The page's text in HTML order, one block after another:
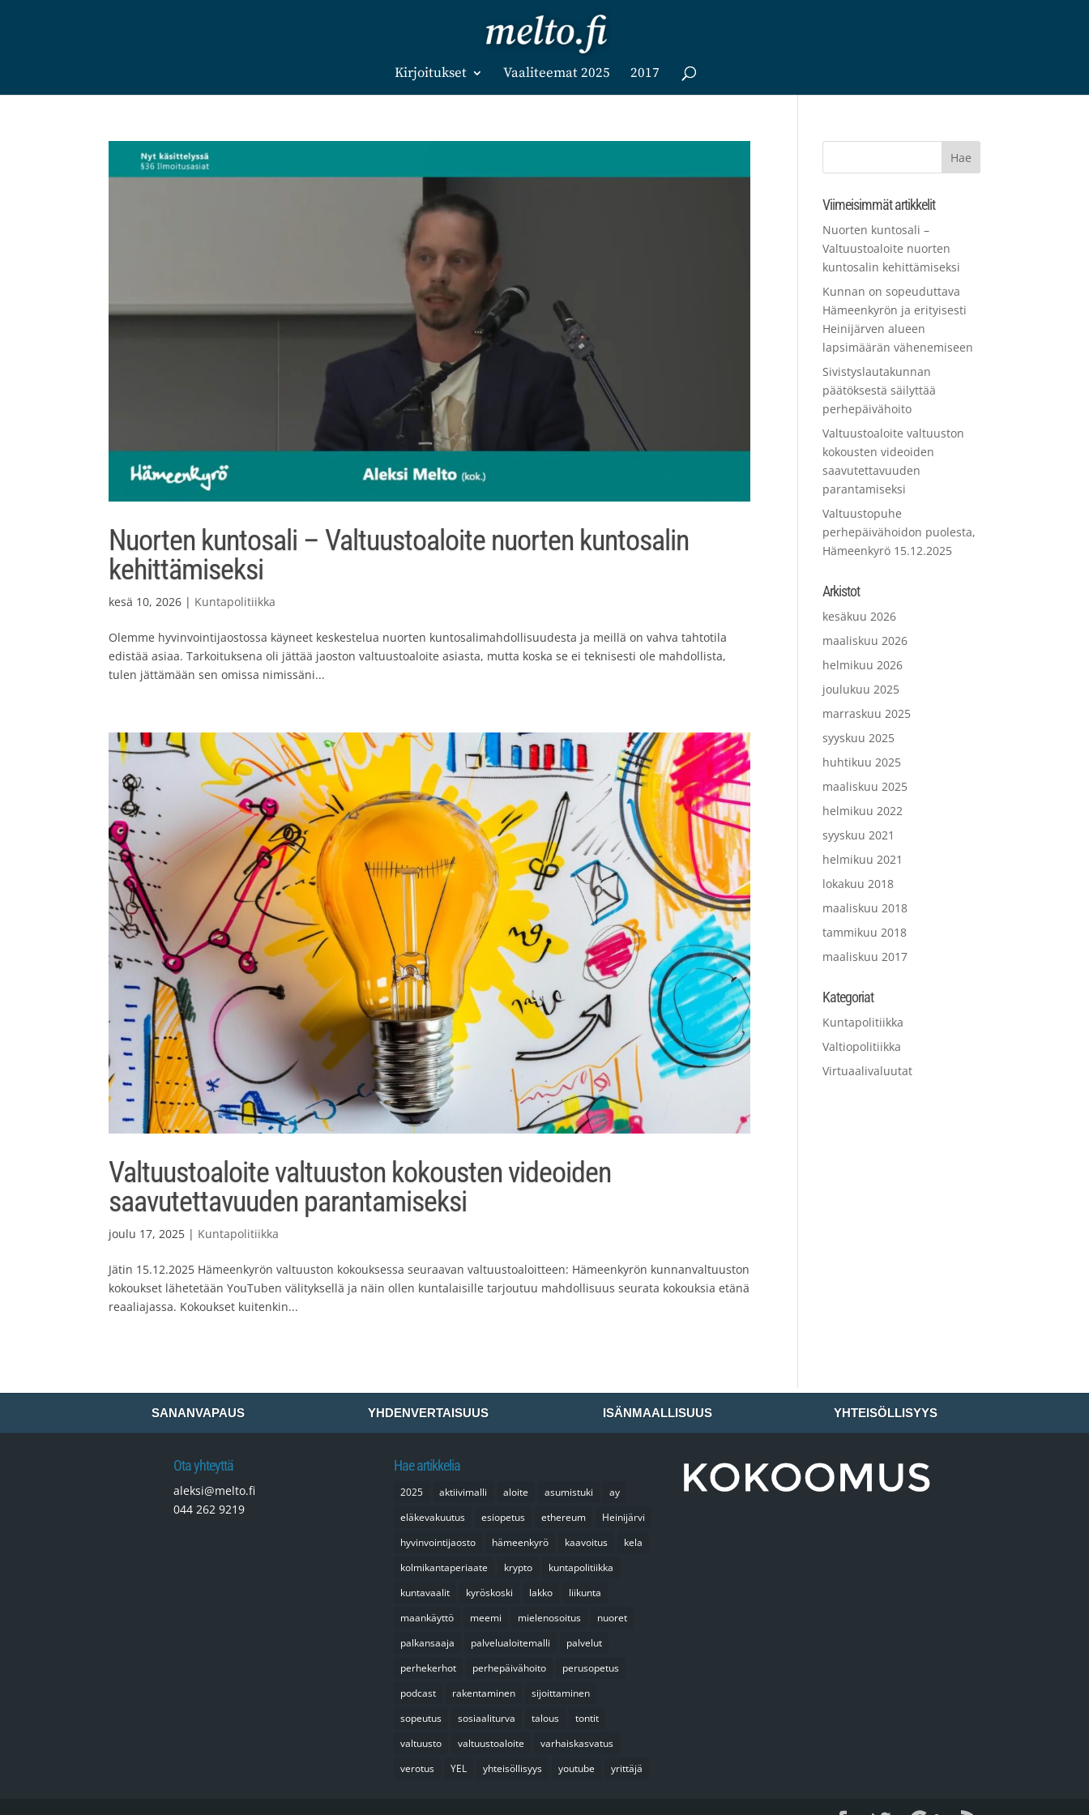
Kirjoitukset Vaaliteemat 2025 2017
Nuorten kuntosali – Valtuustoaloite nuorten kuntosalin
kehittämiseksi
kesä 10, 2026 | Kuntapolitiikka
Olemme hyvinvointijaostossa käyneet keskestelua nuorten kuntosalimahdollisuudesta ja meillä on vahva tahtotila
edistää asiaa. Tarkoituksena oli jättää jaoston valtuustoaloite asiasta, mutta koska se ei teknisesti ole mahdollista,
tulen jättämään sen omissa nimissäni...
Valtuustoaloite valtuuston kokousten videoiden
saavutettavuuden parantamiseksi
joulu 17, 2025 | Kuntapolitiikka
Jätin 15.12.2025 Hämeenkyrön valtuuston kokouksessa seuraavan valtuustoaloitteen: Hämeenkyrön kunnanvaltuuston
kokoukset lähetetään YouTuben välityksellä ja näin ollen kuntalaisille tarjoutuu mahdollisuus seurata kokouksia etänä
reaaliajassa. Kokoukset kuitenkin...
Viimeisimmät artikkelit
Nuorten kuntosali –
Valtuustoaloite nuorten
kuntosalin kehittämiseksi
Kunnan on sopeuduttava
Hämeenkyrön ja erityisesti
Heinijärven alueen
lapsimäärän vähenemiseen
Sivistyslautakunnan
päätöksestä säilyttää
perhepäivähoito
Valtuustoaloite valtuuston
kokousten videoiden
saavutettavuuden
parantamiseksi
Valtuustopuhe
perhepäivähoidon puolesta,
Hämeenkyrö 15.12.2025
Arkistot
kesäkuu 2026
maaliskuu 2026
helmikuu 2026
joulukuu 2025
marraskuu 2025
syyskuu 2025
huhtikuu 2025
maaliskuu 2025
helmikuu 2022
syyskuu 2021
helmikuu 2021
lokakuu 2018
maaliskuu 2018
tammikuu 2018
maaliskuu 2017
Kategoriat
Kuntapolitiikka
Valtiopolitiikka
Virtuaalivaluutat
SANANVAPAUS YHDENVERTAISUUS ISÄNMAALLISUUS YHTEISÖLLISYYS
Ota yhteyttä
aleksi@melto.fi
044 262 9219
Hae artikkelia
2025 aktiivimalli aloite asumistuki
ay
eläkevakuutus
esiopetus ethereum
Heinijärvi
hyvinvointijaosto
hämeenkyrö kaavoitus
kela
kolmikantaperiaate
krypto
kuntapolitiikka
kuntavaalit
kyröskoski lakko
liikunta
maankäyttö
meemi mielenosoitus
nuoret
palkansaaja
palvelualoitemalli
palvelut
perhekerhot
perhepäivähoito
perusopetus
podcast
rakentaminen
sijoittaminen
sopeutus
sosiaaliturva talous
tontit
valtuusto
valtuustoaloite
varhaiskasvatus
verotus
YEL yhteisöllisyys youtube yrittäjä